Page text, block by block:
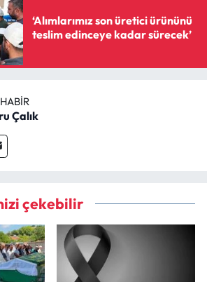
‘Alımlarımız son üretici ürününü
teslim edinceye kadar sürecek’
Çalık
çekebilir